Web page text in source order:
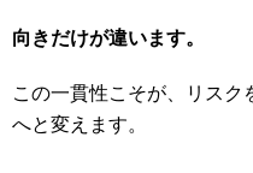
向きだけが違います。
この一貫性こそが、リスク
へと変えます。